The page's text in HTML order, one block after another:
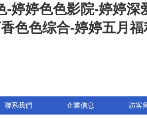
婷婷色色影院-婷婷
色色综合-婷婷五月
聯系我們 企業信息 訪客